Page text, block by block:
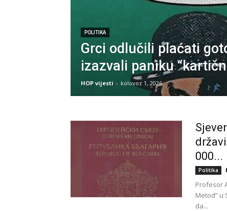
POLITIKA
Grci odlučili plaćati
izazvali paniku
HOP vijesti - kolovoz 1, 2026
000...
Politika
Profesor
Metod” u
da...